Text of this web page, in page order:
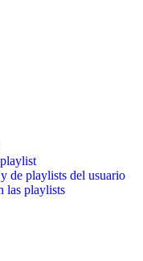
de playlists del usuario
las playlists